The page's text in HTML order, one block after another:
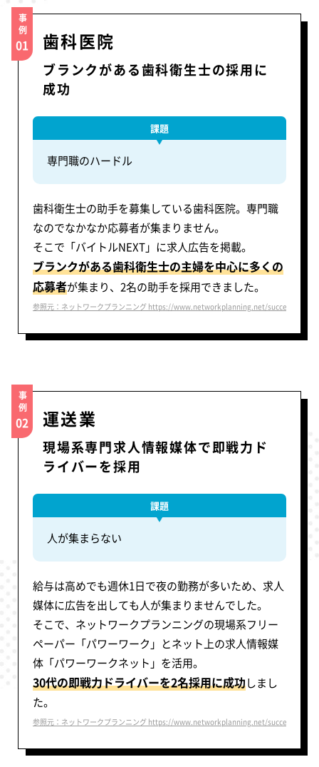
事例
01 歯科医院
ブランクがある歯科衛生士の採用に
成功
課題
専門職のハードル
歯科衛生士の助手を募集している歯科医院。専門職
なのでなかなか応募者が集まりません。
そこで「バイトルNEXT」に求人広告を掲載。
ブランクがある歯科衛生士の主婦を中心に多くの
応募者が集まり、2名の助手を採用できました。
参照元：ネットワークプランニング https://www.networkplanning.net/success/voice4
事例
02 運送業
現場系専門求人情報媒体で即戦力ド
ライバーを採用
課題
人が集まらない
給与は高めでも週休1日で夜の勤務が多いため、求人
媒体に広告を出しても人が集まりませんでした。
そこで、ネットワークプランニングの現場系フリー
ペーパー「パワーワーク」とネット上の求人情報媒
体「パワーワークネット」を活用。
30代の即戦力ドライバーを2名採用に成功しまし
た。
参照元：ネットワークプランニング https://www.networkplanning.net/success/voice1